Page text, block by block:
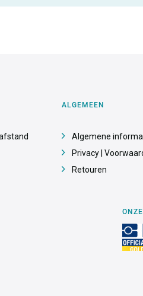
ALGEMEEN
Algemene
Privacy |
Retouren